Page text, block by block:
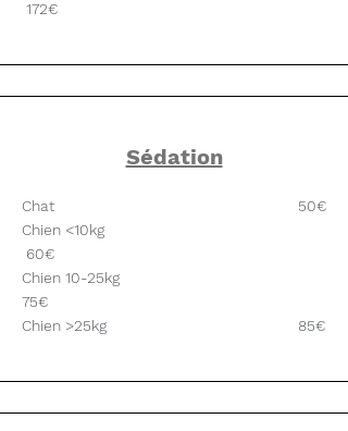
172€
Sédation
Chat 50€
Chien <10kg
60€
Chien 10-25kg
75€
Chien >25kg 85€